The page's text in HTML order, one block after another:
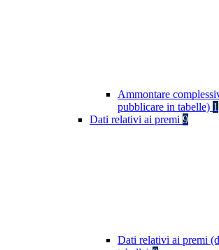
Ammontare
pubblicare in tabelle) 1
Dati relativi ai premi 9
Dati relativi ai premi